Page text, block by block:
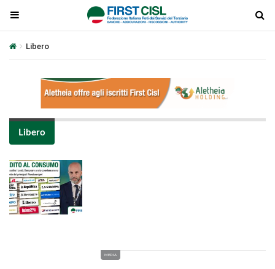
Libero
Libero
MEDIA